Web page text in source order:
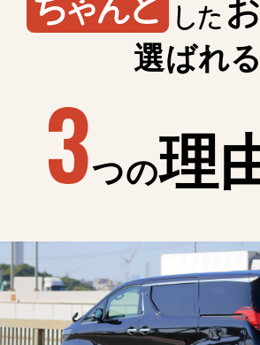
選ばれる
3つの理